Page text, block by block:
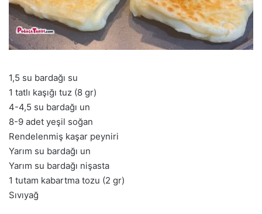
1,5 su bardağı su
1 tatlı kaşığı tuz (8 gr)
4-4,5 su bardağı un
8-9 adet yeşil soğan
Rendelenmiş kaşar peyniri
Yarım su bardağı un
Yarım su bardağı nişasta
1 tutam kabartma tozu (2 gr)
Sıvıyağ